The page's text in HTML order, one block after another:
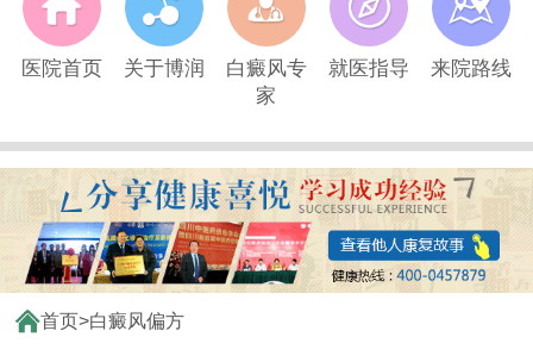
医院首页 关于博润
白癜风专
家
就医指导 来院路线
首页>白癜风偏方